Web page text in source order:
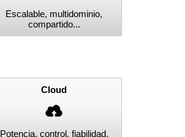
Escalable, multidominio,
compartido...
Cloud
Potencia, control, fiabilidad,